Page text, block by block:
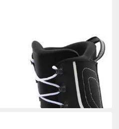
Boot C30 Jr. Gladiator
WEIß Snowboardboots
99,99 €
Werktagen bei dir